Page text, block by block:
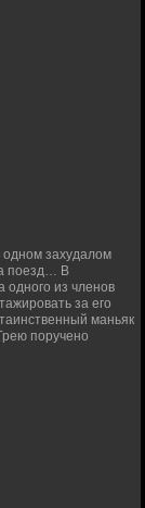
одном захудалом
поезд… В
одного из членов
за его
маньяк
поручено